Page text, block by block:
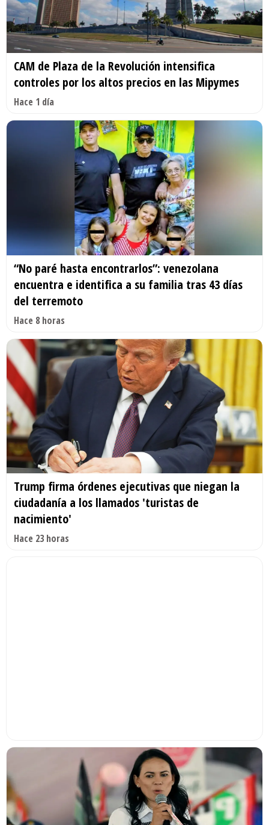
CAM de Plaza de la Revolución intensifica
controles por los altos precios en las Mipymes
Hace 1 día
“No paré hasta encontrarlos”: venezolana
encuentra e identifica a su familia tras 43 días
del terremoto
Hace 8 horas
Trump firma órdenes ejecutivas que niegan la
ciudadanía a los llamados 'turistas de
nacimiento'
Hace 23 horas